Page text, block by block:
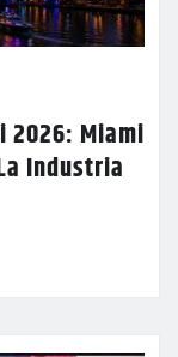
2026: Miami
Industria